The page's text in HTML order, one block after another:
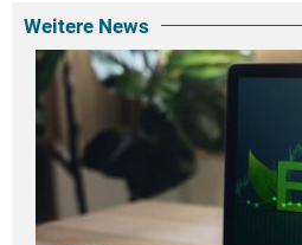
Weitere News